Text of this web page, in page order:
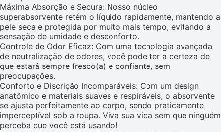
Máxima Absorção e Secura: Nosso núcleo
superabsorvente retém o líquido rapidamente, mantendo a
pele seca e protegida por muito mais tempo, evitando a
sensação de umidade e desconforto.
Controle de Odor Eficaz: Com uma tecnologia avançada
de neutralização de odores, você pode ter a certeza de
que estará sempre fresco(a) e confiante, sem
preocupações.
Conforto e Discrição Incomparáveis: Com um design
anatômico e materiais suaves e respiráveis, o absorvente
se ajusta perfeitamente ao corpo, sendo praticamente
imperceptível sob a roupa. Viva sua vida sem que ninguém
perceba que você está usando!